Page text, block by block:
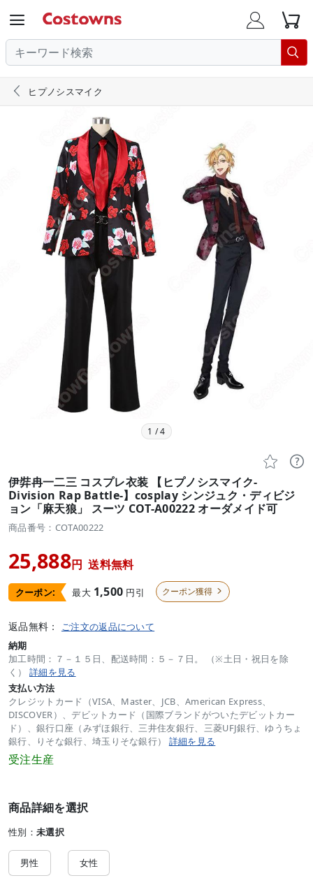
  

 ヒプノシスマイク
1 /4
 
伊弉冉一二三 コスプレ衣装 【ヒプノシスマイク-
Division Rap Battle-】cosplay シンジュク・ディビジ
ョン「麻天狼」 スーツ COT-A00222 オーダメイド可
商品番号：COTA00222
25,888円 送料無料
クーポン: 最大 1,500 円引 クーポン獲得 
返品無料： ご注文の返品について
納期
加工時間：７－１５日、配送時間：５－７日。 （※土日・祝日を除
く） 詳細を見る
支払い方法
クレジットカード（VISA、Master、JCB、American Express、
DISCOVER）、デビットカード（国際ブランドがついたデビットカー
ド）、銀行口座（みずほ銀行、三井住友銀行、三菱UFJ銀行、ゆうちょ
銀行、りそな銀行、埼玉りそな銀行） 詳細を見る
受注生産
商品詳細を選択
性別： 未選択
男性 女性